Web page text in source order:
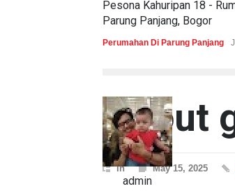
Pesona Kahuripan 18 -
Parung Panjang, Bogor
Perumahan Di Parung Panjang
layout
In May 15, 2025
admin